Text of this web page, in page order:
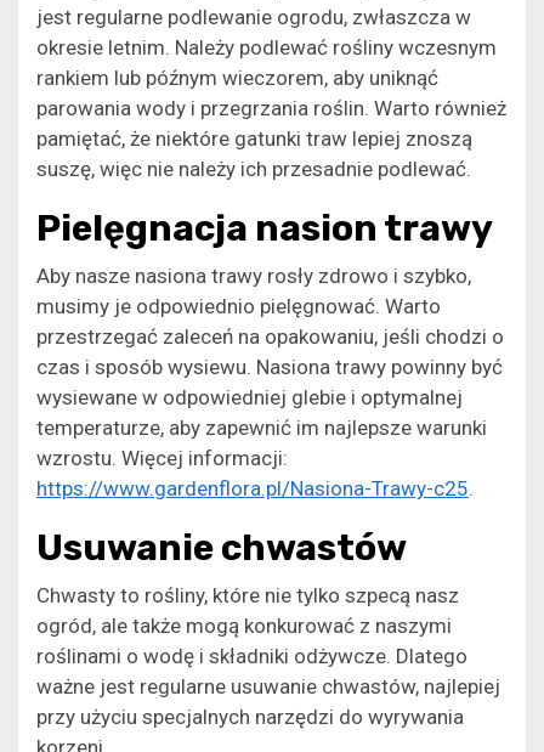
jest regularne podlewanie ogrodu, zwłaszcza w
okresie letnim. Należy podlewać rośliny wczesnym
rankiem lub późnym wieczorem, aby uniknąć
parowania wody i przegrzania roślin. Warto również
pamiętać, że niektóre gatunki traw lepiej znoszą
suszę, więc nie należy ich przesadnie podlewać.
Pielęgnacja nasion trawy
Aby nasze nasiona trawy rosły zdrowo i szybko,
musimy je odpowiednio pielęgnować. Warto
przestrzegać zaleceń na opakowaniu, jeśli chodzi o
czas i sposób wysiewu. Nasiona trawy powinny być
wysiewane w odpowiedniej glebie i optymalnej
temperaturze, aby zapewnić im najlepsze warunki
wzrostu. Więcej informacji:
https://www.gardenflora.pl/Nasiona-Trawy-c25.
Usuwanie chwastów
Chwasty to rośliny, które nie tylko szpecą nasz
ogród, ale także mogą konkurować z naszymi
roślinami o wodę i składniki odżywcze. Dlatego
ważne jest regularne usuwanie chwastów, najlepiej
przy użyciu specjalnych narzędzi do wyrywania
korzeni.